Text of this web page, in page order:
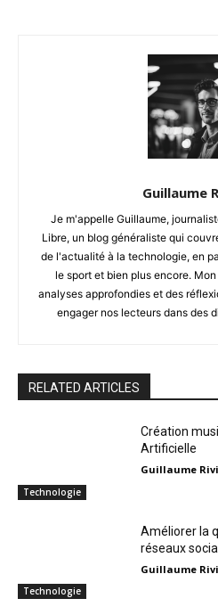
Guillaume
Je m'appelle Guillaume,
Libre, un blog généraliste qui
de l'actualité à la technologie, en
le sport et bien plus encore.
analyses approfondies et des
engager nos lecteurs dans des
RELATED ARTICLES
Technologie
Création
Artificielle
Guillaume
Technologie
Améliorer la
réseaux
Guillaume